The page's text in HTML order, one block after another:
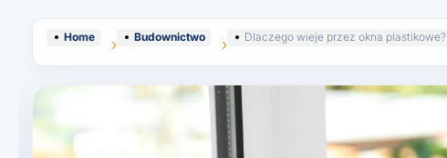
Home Budownictwo Dlaczego wieje przez okna plastikowe?